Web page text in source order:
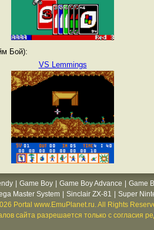
Бой):
VS Lemmings
Game Boy Game Boy Advance Game
Master System Sinclair ZX-81 Super
Portal www.EmuPlanet.ru. All Rights
сайта разрешается только с согласия